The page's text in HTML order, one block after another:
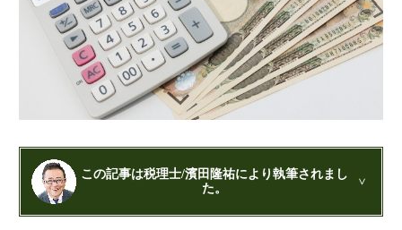
承認のメリット
承認要件
留意事項
当税理士法人のサービス
資金調達支援
融資による資金調達について
金融機関の融資のポイント
融資を受けやすくする経営
この記事は税理士/濱田隆祐により執筆されまし
た。